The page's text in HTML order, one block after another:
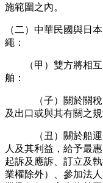
施範圍之內。
（二）中華民國與日
繩：
（甲）雙方將相互
舶：
（子）關於關稅、
及出口或與其有關之
（丑）關於船運、
人及其利益，給予最
起訴及應訴、訂立及
業權除外）、參加法